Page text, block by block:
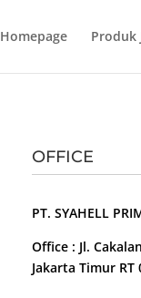
Homepage Produk
OFFICE
PT. SYAHELL
Office : Jl.
Jakarta Timur RT